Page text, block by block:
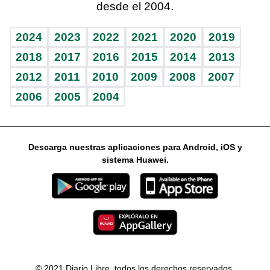
Vida y familia
Eñe
Celebrando la vida
Sin complejos
En pocas palabras
Escuchando al corazón
Economía Personal
Consulta Libre
BRV
TBT Deportivo
Más firmas
Guía del dinero
Horóscopos
desde el 2004.
2024 2023 2022 2021 2020
2019
2018
2017 2016 2015 2014
2013
2012
2011 2010 2009 2008
2007
2006
2005 2004
Descarga nuestras aplicaciones para Android, iOS y
sistema Huawei.